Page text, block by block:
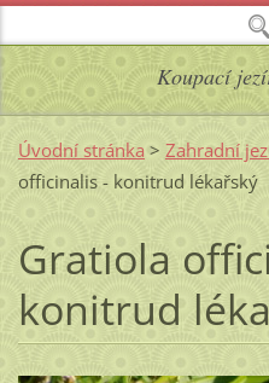
Koupací
Úvodní stránka > Zahradní
officinalis - konitrud lékařský
Gratiola
konitrud